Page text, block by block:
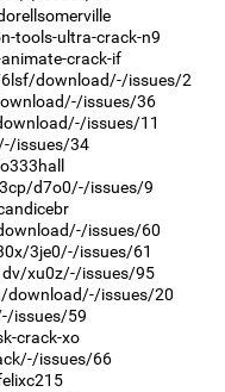
tools-ultra-crack-n9
crack-if
download/-/issues/2
issues/36
issues/11
issues/34
d7o0/-/issues/9
issues/60
3je0/-/issues/61
xu0z/-/issues/95
download/-/issues/20
issues/59
crack-xo
issues/66